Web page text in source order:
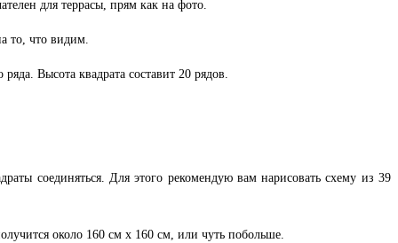
для террасы, прям как на фото.
то, что видим.
Высота квадрата составит 20 рядов.
соединяться. Для этого рекомендую вам нарисовать схему из 39
около 160 см х 160 см, или чуть побольше.